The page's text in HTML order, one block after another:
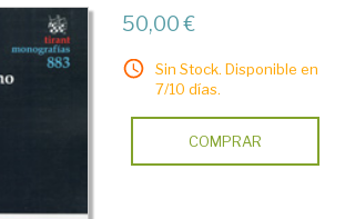
50,00 €
Sin Stock. Disponible en
7/10 días.
COMPRAR